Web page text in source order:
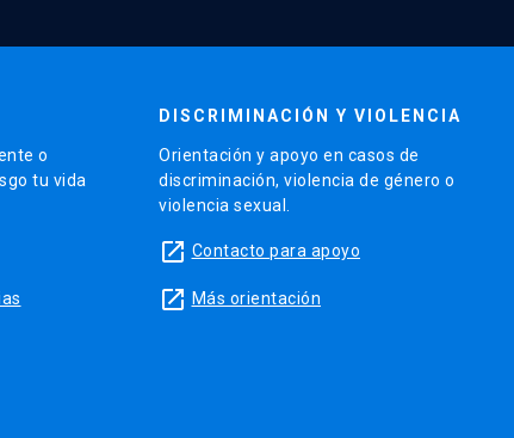
o
tu vida
DISCRIMINACIÓN Y VIOLENCIA
Orientación y apoyo en casos de
discriminación, violencia de género o
violencia sexual.
launch Contacto para apoyo
launch Más orientación